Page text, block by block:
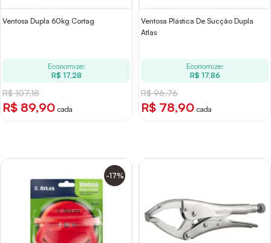
Ventosa Dupla 60kg Cortag
Economize:
R$ 17,28
R$ 107,18
R$ 89,90 cada
Ventosa Plástica De Sucção Dupla
Atlas
Economize:
R$ 17,86
R$ 96,76
R$ 78,90 cada
-17%